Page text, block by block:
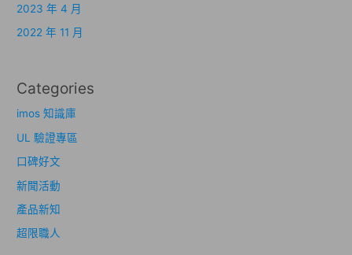
2023 年 4 月
2022 年 11 月
Categories
imos 知識庫
UL 驗證專區
口碑好文
新聞活動
產品新知
超限職人